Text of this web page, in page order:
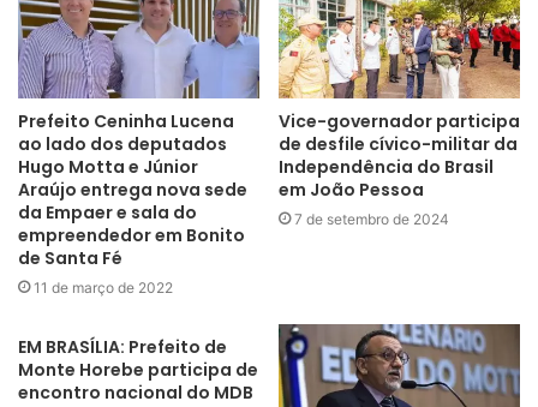
Fonte : Abdias Duque de Abrantes
Jornalista MTB-PB 604
sertão
Prefeito Ceninha Lucena
ao lado dos deputados
Hugo Motta e Júnior
Araújo entrega nova sede
da Empaer e sala do
empreendedor em Bonito
de Santa Fé
11 de março de 2022
Vice-governador participa
de desfile cívico-militar da
Independência do Brasil
em João Pessoa
7 de setembro de 2024
EM BRASÍLIA: Prefeito de
Monte Horebe participa de
encontro nacional do MDB